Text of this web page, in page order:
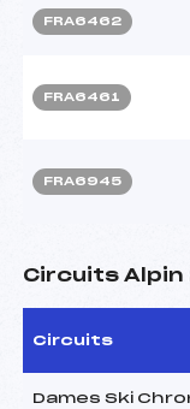
FRA6462
FRA6461
FRA6945
Circuits Alpin
Circuits
Dames Ski